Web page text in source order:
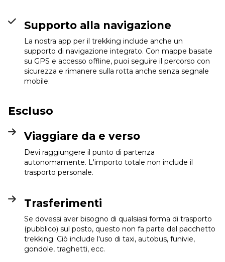
Supporto alla navigazione
La nostra app per il trekking include anche un
supporto di navigazione integrato. Con mappe basate
su GPS e accesso offline, puoi seguire il percorso con
sicurezza e rimanere sulla rotta anche senza segnale
mobile.
Escluso
Viaggiare da e verso
Devi raggiungere il punto di partenza
autonomamente. L'importo totale non include il
trasporto personale.
Trasferimenti
Se dovessi aver bisogno di qualsiasi forma di trasporto
(pubblico) sul posto, questo non fa parte del pacchetto
trekking. Ciò include l'uso di taxi, autobus, funivie,
gondole, traghetti, ecc.